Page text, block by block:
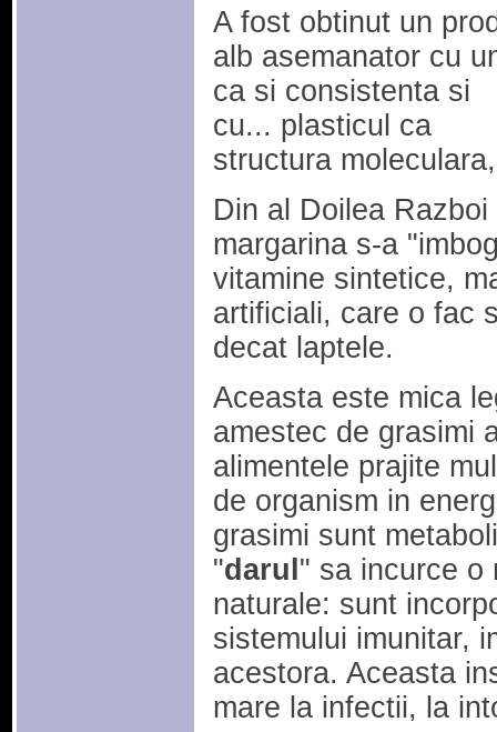
A fost obtinut un
alb asemanator cu
ca si consistenta si
cu... plasticul ca
structura
Din al Doilea
margarina s-a
vitamine sintetice,
artificiali, care o fac
decat laptele.
Aceasta este mica
amestec de grasimi
alimentele prajite
de organism in
grasimi sunt
"darul " sa incurce o
naturale: sunt
sistemului imunitar,
acestora. Aceasta
mare la infectii, la